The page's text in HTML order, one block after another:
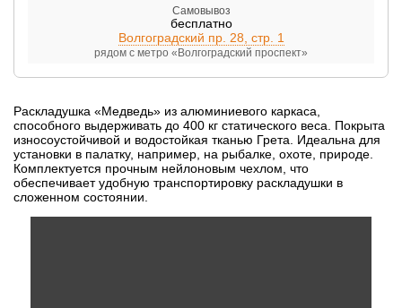
Самовывоз
бесплатно
Волгоградский пр. 28, стр. 1
рядом с метро «Волгоградский проспект»
Раскладушка «Медведь» из алюминиевого каркаса,
способного выдерживать до 400 кг статического веса. Покрыта
износоустойчивой и водостойкая тканью Грета. Идеальна для
установки в палатку, например, на рыбалке, охоте, природе.
Комплектуется прочным нейлоновым чехлом, что
обеспечивает удобную транспортировку раскладушки в
сложенном состоянии.